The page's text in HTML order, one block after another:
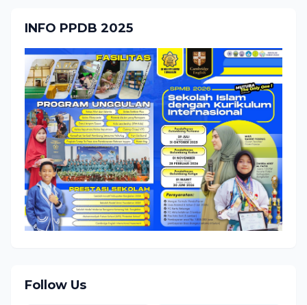
INFO PPDB 2025
Follow Us